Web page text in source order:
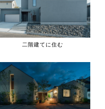
二階建てに住む